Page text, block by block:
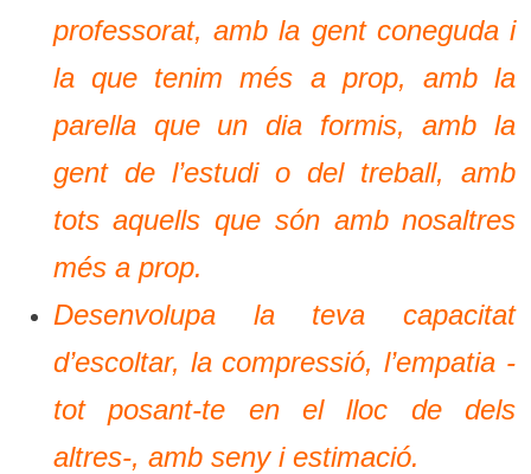
professorat, amb la gent coneguda i
la que tenim més a prop, amb la
parella que un dia formis, amb la
gent de l’estudi o del treball, amb
tots aquells que són amb nosaltres
més a prop.
Desenvolupa la teva capacitat
d’escoltar, la compressió, l’empatia -
tot posant-te en el lloc de dels
altres-, amb seny i estimació.